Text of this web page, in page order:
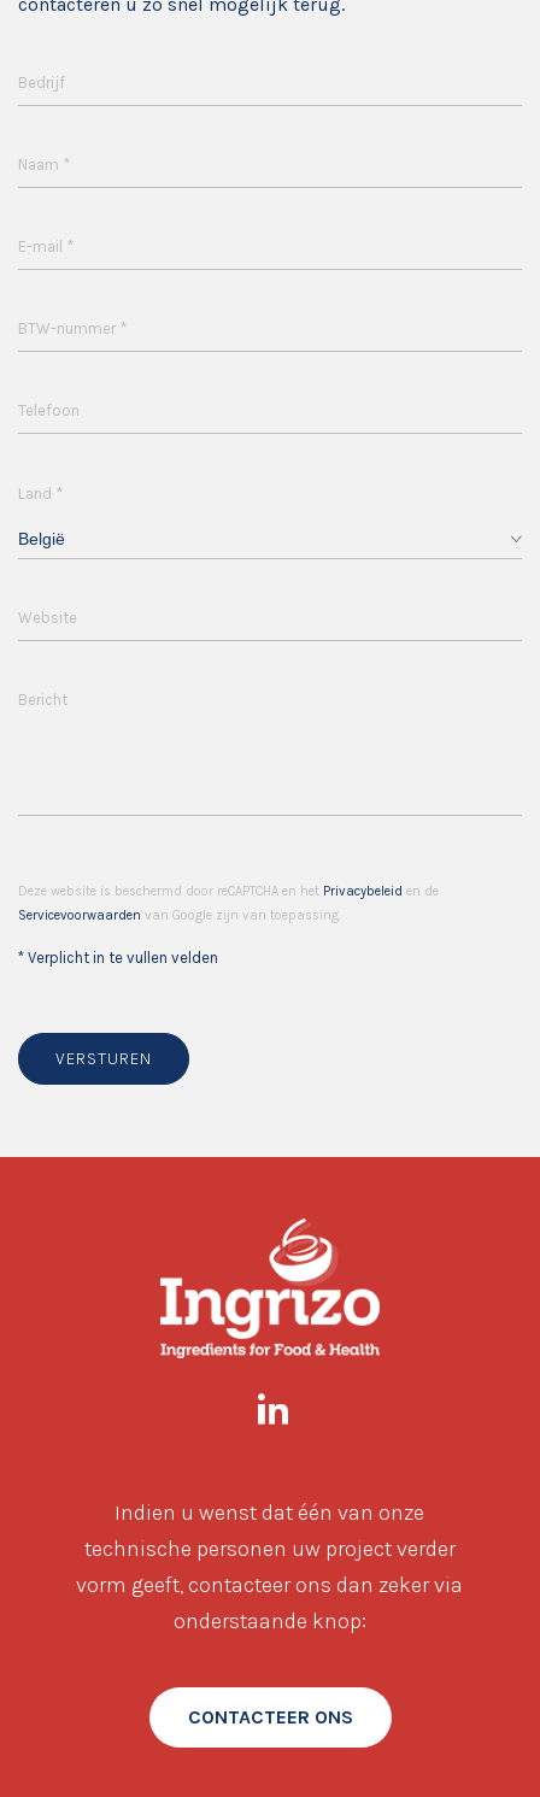
Bedrijf
Naam *
E-mail *
BTW-nummer *
Telefoon
Land *
België
Website
Bericht
Deze website is beschermd door reCAPTCHA en het Privacybeleid en de
Servicevoorwaarden van Google zijn van toepassing.
* Verplicht in te vullen velden
VERSTUREN
Indien u wenst dat één van onze
technische personen uw project verder
vorm geeft, contacteer ons dan zeker via
onderstaande knop:
CONTACTEER ONS